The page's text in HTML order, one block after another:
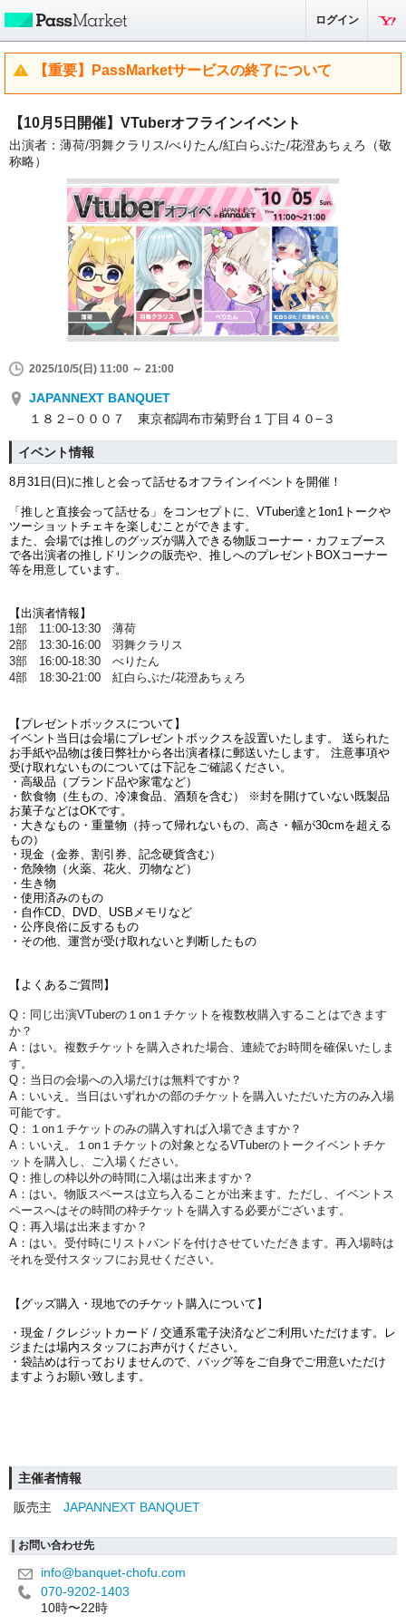
ログイン
【重要】PassMarketサービスの終了について
【10月5日開催】VTuberオフラインイベント
出演者：薄荷/羽舞クラリス/べりたん/紅白らぶた/花澄あちぇろ（敬
称略）
2025/10/5(日) 11:00 ～ 21:00
JAPANNEXT BANQUET
１８２−０００７ 東京都調布市菊野台１丁目４０−３
イベント情報
8月31日(日)に推しと会って話せるオフラインイベントを開催！
「推しと直接会って話せる」をコンセプトに、VTuber達と1on1トークや
ツーショットチェキを楽しむことができます。
また、会場では推しのグッズが購入できる物販コーナー・カフェブース
で各出演者の推しドリンクの販売や、推しへのプレゼントBOXコーナー
等を用意しています。
【出演者情報】
1部 11:00-13:30 薄荷
2部 13:30-16:00 羽舞クラリス
3部 16:00-18:30 べりたん
4部 18:30-21:00 紅白らぶた/花澄あちぇろ
【プレゼントボックスについて】
イベント当日は会場にプレゼントボックスを設置いたします。 送られた
お手紙や品物は後日弊社から各出演者様に郵送いたします。 注意事項や
受け取れないものについては下記をご確認ください。
・高級品（ブランド品や家電など）
・飲食物（生もの、冷凍食品、酒類を含む） ※封を開けていない既製品
お菓子などはOKです。
・大きなもの・重量物（持って帰れないもの、高さ・幅が30cmを超える
もの）
・現金（金券、割引券、記念硬貨含む）
・危険物（火薬、花火、刃物など）
・生き物
・使用済みのもの
・自作CD、DVD、USBメモリなど
・公序良俗に反するもの
・その他、運営が受け取れないと判断したもの
【よくあるご質問】
Q：同じ出演VTuberの１on１チケットを複数枚購入することはできます
か？
A：はい。複数チケットを購入された場合、連続でお時間を確保いたしま
す。
Q：当日の会場への入場だけは無料ですか？
A：いいえ。当日はいずれかの部のチケットを購入いただいた方のみ入場
可能です。
Q：１on１ チケットのみの購入すれば入場できますか？
A：いいえ。１on１ チケットの対象となるVTuberのトークイベントチケ
ットを購入し、ご入場ください。
Q：推しの枠以外の時間に入場は出来ますか？
A：はい。物販スペースは立ち入ることが出来ます。ただし、イベントス
ペースへはその時間の枠チケットを購入する必要がございます。
Q：再入場は出来ますか？
A：はい。受付時にリストバンドを付けさせていただきます。再入場時は
それを受付スタッフにお見せください。
【グッズ購入・現地でのチケット購入について】
・現金 / クレジットカード / 交通系電子決済などご利用いただけます。
レ
ジまたは場内スタッフにお声がけください。
・袋詰めは行っておりませんので、バッグ等をご自身でご用意いただけ
ますようお願い致します。
主催者情報
販売主
JAPANNEXT BANQUET
お問い合わせ先
info@banquet-chofu.com
070-9202-1403
10時〜22時